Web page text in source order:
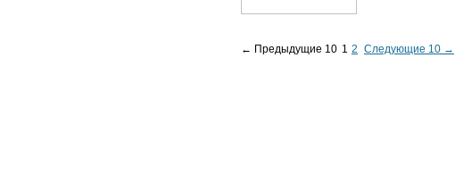
← Предыдущие 10 1 2 Следующие 10 →